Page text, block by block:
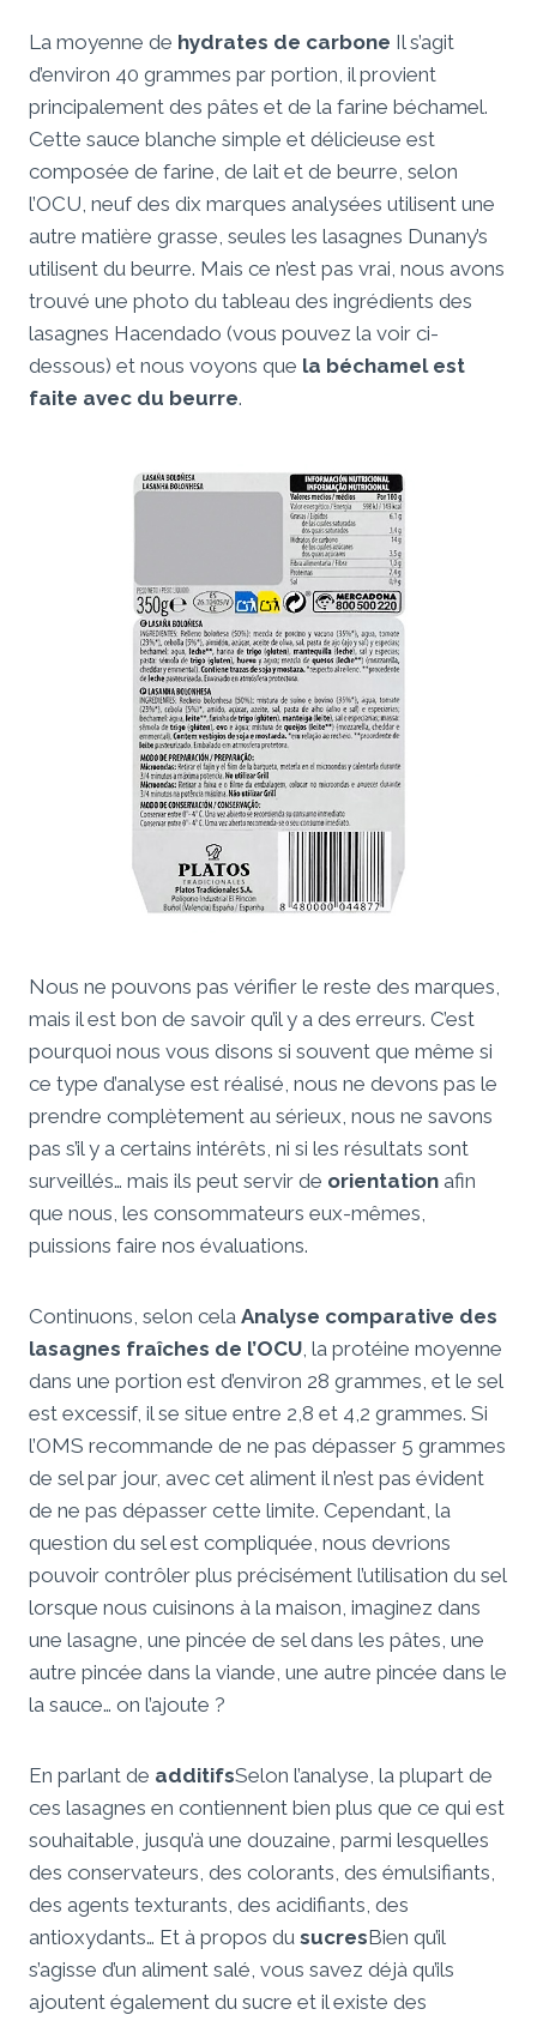
La moyenne de hydrates de carbone Il s’agit
d’environ 40 grammes par portion, il provient
principalement des pâtes et de la farine béchamel.
Cette sauce blanche simple et délicieuse est
composée de farine, de lait et de beurre, selon
l’OCU, neuf des dix marques analysées utilisent une
autre matière grasse, seules les lasagnes Dunany’s
utilisent du beurre. Mais ce n’est pas vrai, nous avons
trouvé une photo du tableau des ingrédients des
lasagnes Hacendado (vous pouvez la voir ci-
dessous) et nous voyons que la béchamel est
faite avec du beurre.
Nous ne pouvons pas vérifier le reste des marques,
mais il est bon de savoir qu’il y a des erreurs. C’est
pourquoi nous vous disons si souvent que même si
ce type d’analyse est réalisé, nous ne devons pas le
prendre complètement au sérieux, nous ne savons
pas s’il y a certains intérêts, ni si les résultats sont
surveillés… mais ils peut servir de orientation afin
que nous, les consommateurs eux-mêmes,
puissions faire nos évaluations.
Continuons, selon cela Analyse comparative des
lasagnes fraîches de l’OCU, la protéine moyenne
dans une portion est d’environ 28 grammes, et le sel
est excessif, il se situe entre 2,8 et 4,2 grammes. Si
l’OMS recommande de ne pas dépasser 5 grammes
de sel par jour, avec cet aliment il n’est pas évident
de ne pas dépasser cette limite. Cependant, la
question du sel est compliquée, nous devrions
pouvoir contrôler plus précisément l’utilisation du sel
lorsque nous cuisinons à la maison, imaginez dans
une lasagne, une pincée de sel dans les pâtes, une
autre pincée dans la viande, une autre pincée dans le
la sauce… on l’ajoute ?
En parlant de additifsSelon l’analyse, la plupart de
ces lasagnes en contiennent bien plus que ce qui est
souhaitable, jusqu’à une douzaine, parmi lesquelles
des conservateurs, des colorants, des émulsifiants,
des agents texturants, des acidifiants, des
antioxydants… Et à propos du sucresBien qu’il
s’agisse d’un aliment salé, vous savez déjà qu’ils
ajoutent également du sucre et il existe des